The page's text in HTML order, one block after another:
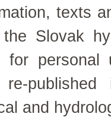
texts
Slovak
for personal
and